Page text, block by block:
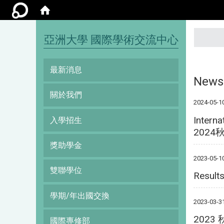
亞洲大學 國際學術交流中心
最新消息
關於我們
入學招生
獎助學金
雙聯學位
學期/年出國交換
國際專修部
News
2024-05-
2024
2023-05-
2023-03-
2023